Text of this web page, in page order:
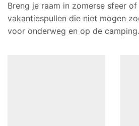
Breng je raam in zomerse sfeer
vakantiespullen die niet mogen
voor onderweg en op de camping.